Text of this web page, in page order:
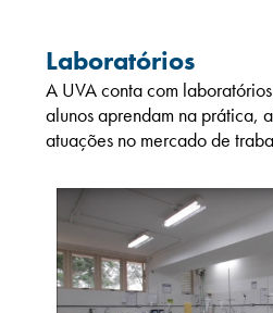
Laboratórios
A UVA conta com
alunos aprendam na prática,
atuações no mercado de